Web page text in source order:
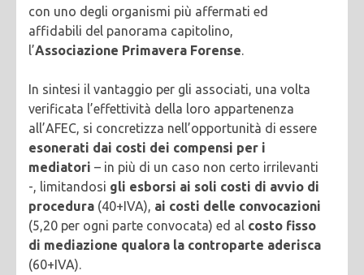
con uno degli organismi più affermati ed
affidabili del panorama capitolino,
l’Associazione Primavera Forense.
In sintesi il vantaggio per gli associati, una volta
verificata l’effettività della loro appartenenza
all’AFEC, si concretizza nell’opportunità di essere
esonerati dai costi dei compensi per i
mediatori – in più di un caso non certo irrilevanti
-, limitandosi gli esborsi ai soli costi di avvio di
procedura (40+IVA), ai costi delle convocazioni
(5,20 per ogni parte convocata) ed al costo fisso
di mediazione qualora la controparte aderisca
(60+IVA).